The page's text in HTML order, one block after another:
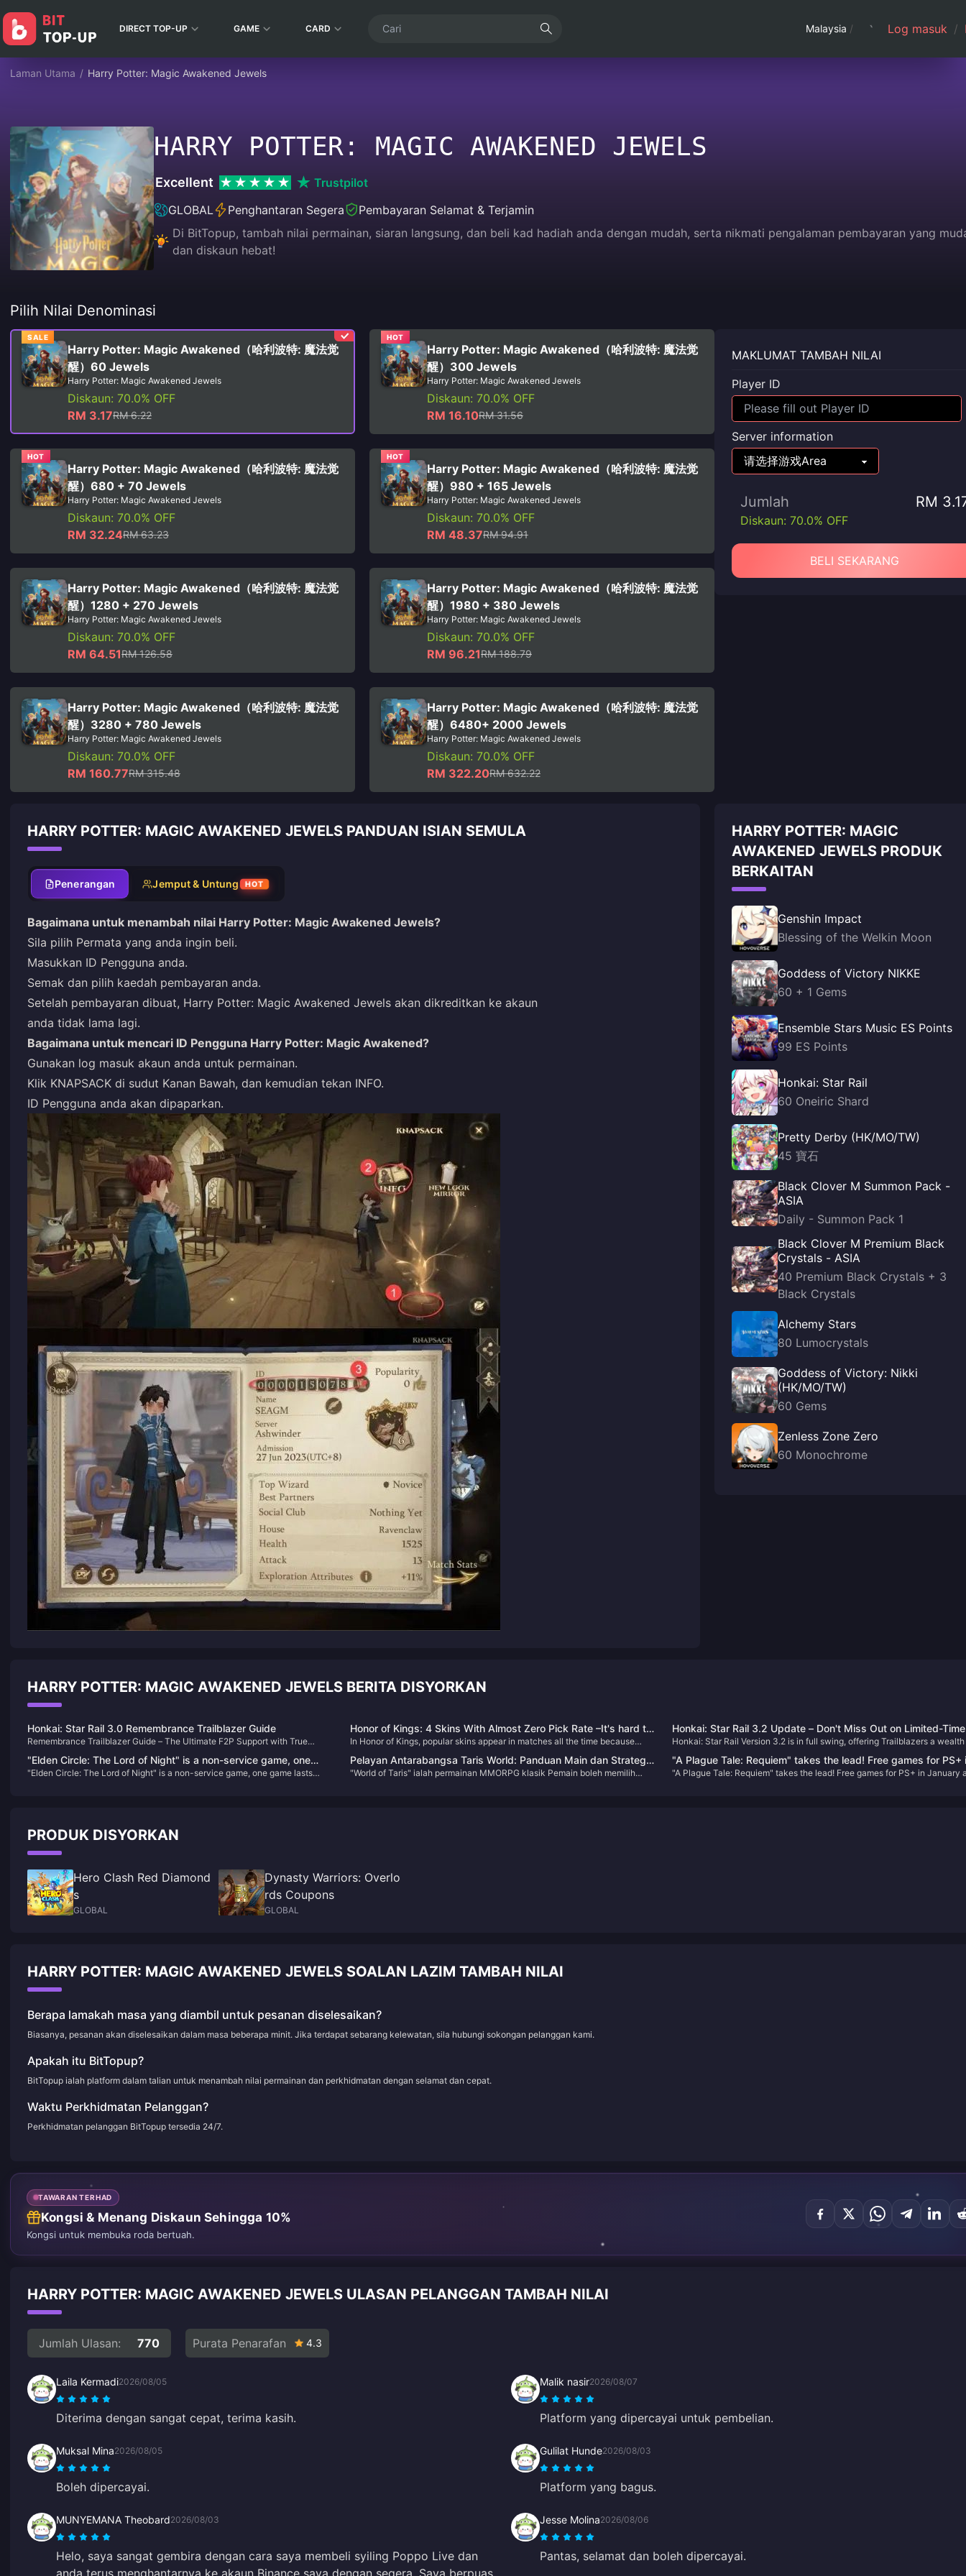
DIRECT TOP-UP GAME CARD Malaysia / Log masuk /
Laman Utama / Harry Potter: Magic Awakened Jewels
HARRY POTTER: MAGIC AWAKENED JEWELS
Excellent
Trustpilot
GLOBAL
Penghantaran Segera
Pembayaran Selamat & Terjamin
Di BitTopup, tambah nilai permainan, siaran langsung, dan beli kad hadiah anda dengan mudah, serta nikmati pengalaman pembayaran yang
dan diskaun hebat!
Pilih Nilai Denominasi
SALE
Harry Potter: Magic Awakened（哈利波特: 魔法觉
醒）60 Jewels
Harry Potter: Magic Awakened Jewels
Diskaun: 70.0% OFF
RM 3.17RM 6.22
HOT
Harry Potter: Magic Awakened（哈利波特: 魔法觉
醒）300 Jewels
Harry Potter: Magic Awakened Jewels
Diskaun: 70.0% OFF
RM 16.10RM 31.56
HOT
Harry Potter: Magic Awakened（哈利波特: 魔法觉
醒）680 + 70 Jewels
Harry Potter: Magic Awakened Jewels
Diskaun: 70.0% OFF
RM 32.24RM 63.23
HOT
Harry Potter: Magic Awakened（哈利波特: 魔法觉
醒）980 + 165 Jewels
Harry Potter: Magic Awakened Jewels
Diskaun: 70.0% OFF
RM 48.37RM 94.91
Harry Potter: Magic Awakened（哈利波特: 魔法觉
醒）1280 + 270 Jewels
Harry Potter: Magic Awakened Jewels
Diskaun: 70.0% OFF
RM 64.51RM 126.58
Harry Potter: Magic Awakened（哈利波特: 魔法觉
醒）1980 + 380 Jewels
Harry Potter: Magic Awakened Jewels
Diskaun: 70.0% OFF
RM 96.21RM 188.79
Harry Potter: Magic Awakened（哈利波特: 魔法觉
醒）3280 + 780 Jewels
Harry Potter: Magic Awakened Jewels
Diskaun: 70.0% OFF
RM 160.77RM 315.48
Harry Potter: Magic Awakened（哈利波特: 魔法觉
醒）6480+ 2000 Jewels
Harry Potter: Magic Awakened Jewels
Diskaun: 70.0% OFF
RM 322.20RM 632.22
MAKLUMAT TAMBAH NILAI
Player ID
Server information
Jumlah RM
Diskaun: 70.0% OFF
BELI SEKARANG
HARRY POTTER: MAGIC AWAKENED JEWELS PANDUAN ISIAN SEMULA
Penerangan Jemput & Untung HOT
Bagaimana untuk menambah nilai Harry Potter: Magic Awakened Jewels?
Sila pilih Permata yang anda ingin beli.
Masukkan ID Pengguna anda.
Semak dan pilih kaedah pembayaran anda.
Setelah pembayaran dibuat, Harry Potter: Magic Awakened Jewels akan dikreditkan ke akaun
anda tidak lama lagi.
Bagaimana untuk mencari ID Pengguna Harry Potter: Magic Awakened?
Gunakan log masuk akaun anda untuk permainan.
Klik KNAPSACK di sudut Kanan Bawah, dan kemudian tekan INFO.
ID Pengguna anda akan dipaparkan.
HARRY POTTER: MAGIC
AWAKENED JEWELS PRODUK
BERKAITAN
Genshin Impact
Blessing of the Welkin Moon
Goddess of Victory NIKKE
60 + 1 Gems
Ensemble Stars Music ES Points
99 ES Points
Honkai: Star Rail
60 Oneiric Shard
Pretty Derby (HK/MO/TW)
45 寶石
Black Clover M Summon Pack -
ASIA
Daily - Summon Pack 1
Black Clover M Premium Black
Crystals - ASIA
40 Premium Black Crystals + 3
Black Crystals
Alchemy Stars
80 Lumocrystals
Goddess of Victory: Nikki
(HK/MO/TW)
60 Gems
Zenless Zone Zero
60 Monochrome
HARRY POTTER: MAGIC AWAKENED JEWELS BERITA DISYORKAN
Honkai: Star Rail 3.0 Remembrance Trailblazer Guide
Remembrance Trailblazer Guide – The Ultimate F2P Support with True
Honor of Kings: 4 Skins With Almost Zero Pick Rate –It's hard to
see again.
In Honor of Kings, popular skins appear in matches all the time because
rate is almost zero. Today, let’s take a look at four skins that are so rarely
seen.
Honkai: Star Rail 3.2 Update – Don't Miss Out on Limited-Time
Stellar Jades and New Events!
Honkai: Star Rail Version 3.2 is in full swing, offering Trailblazers a
roster and experience the latest content!
"Elden Circle: The Lord of Night" is a non-service game, one
game lasts about 40 minutes
"Elden Circle: The Lord of Night" is a non-service game, one game lasts
Pelayan Antarabangsa Taris World: Panduan Main dan Strategi
Recharge
"World of Taris" ialah permainan MMORPG klasik Pemain boleh memilih
"A Plague Tale: Requiem" takes the lead! Free games for PS+
January are now available
"A Plague Tale: Requiem" takes the lead! Free games for PS+ in January
PRODUK DISYORKAN
Hero Clash Red Diamond
s
GLOBAL
Dynasty Warriors: Overlo
rds Coupons
GLOBAL
HARRY POTTER: MAGIC AWAKENED JEWELS SOALAN LAZIM TAMBAH NILAI
Berapa lamakah masa yang diambil untuk pesanan diselesaikan?
Biasanya, pesanan akan diselesaikan dalam masa beberapa minit. Jika terdapat sebarang kelewatan, sila hubungi sokongan pelanggan kami.
Apakah itu BitTopup?
BitTopup ialah platform dalam talian untuk menambah nilai permainan dan perkhidmatan dengan selamat dan cepat.
Waktu Perkhidmatan Pelanggan?
Perkhidmatan pelanggan BitTopup tersedia 24/7.
TAWARAN TERHAD
Kongsi & Menang Diskaun Sehingga 10%
Kongsi untuk membuka roda bertuah.
HARRY POTTER: MAGIC AWAKENED JEWELS ULASAN PELANGGAN TAMBAH NILAI
Jumlah Ulasan: 770 Purata Penarafan 4.3
Laila Kermadi2026/08/05
Diterima dengan sangat cepat, terima kasih.
Malik nasir2026/08/07
Platform yang dipercayai untuk pembelian.
Muksal Mina2026/08/05
Boleh dipercayai.
Gulilat Hunde2026/08/03
Platform yang bagus.
MUNYEMANA Theobard2026/08/03
Helo, saya sangat gembira dengan cara saya membeli syiling Poppo Live dan
anda terus menghantarnya ke akaun Binance saya dengan segera. Saya berpuas
Jesse Molina2026/08/06
Pantas, selamat dan boleh dipercayai.